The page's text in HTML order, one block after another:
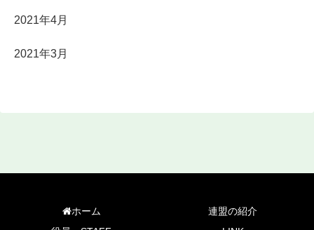
2021年4月
2021年3月
ホーム
連盟の紹介